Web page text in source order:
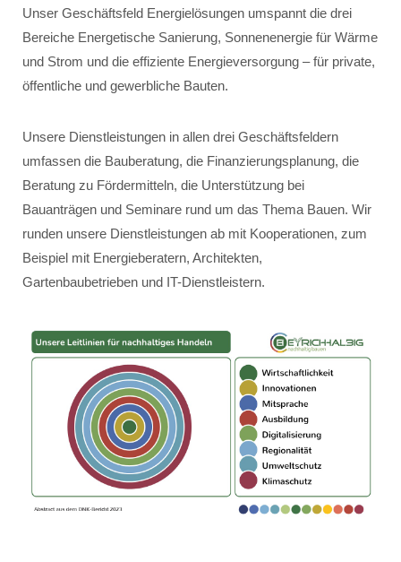
Unser Geschäftsfeld Energielösungen umspannt die drei
Bereiche Energetische Sanierung, Sonnenenergie für Wärme
und Strom und die effiziente Energieversorgung – für private,
öffentliche und gewerbliche Bauten.
Unsere Dienstleistungen in allen drei Geschäftsfeldern
umfassen die Bauberatung, die Finanzierungsplanung, die
Beratung zu Fördermitteln, die Unterstützung bei
Bauanträgen und Seminare rund um das Thema Bauen. Wir
runden unsere Dienstleistungen ab mit Kooperationen, zum
Beispiel mit Energieberatern, Architekten,
Gartenbaubetrieben und IT-Dienstleistern.